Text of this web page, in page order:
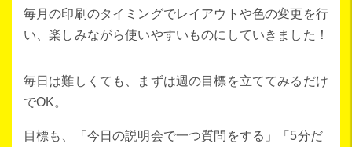
毎月の印刷のタイミングでレイアウトや色の変更を行
い、楽しみながら使いやすいものにしていきました！
毎日は難しくても、まずは週の目標を立ててみるだけ
でOK。
目標も、「今日の説明会で一つ質問をする」「5分だ